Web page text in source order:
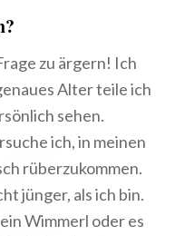
zu ärgern! Ich
Alter teile ich
sehen.
ich, in meinen
rüberzukommen.
jünger, als ich bin.
Wimmerl oder es